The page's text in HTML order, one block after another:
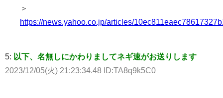
＞
https://news.yahoo.co.jp/articles/
5: 以下、名無しにかわりましてネギ速がお送りします
2023/12/05(火) 21:23:34.48 ID:TA8q9k5C0